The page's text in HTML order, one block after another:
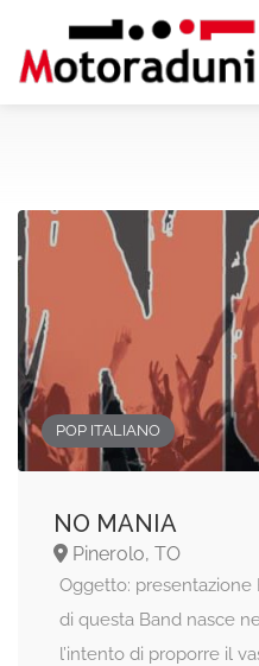
POP ITALIANO
NO MANIA
Pinerolo, TO
Oggetto:
di questa Band nasce
l’intento di proporre il